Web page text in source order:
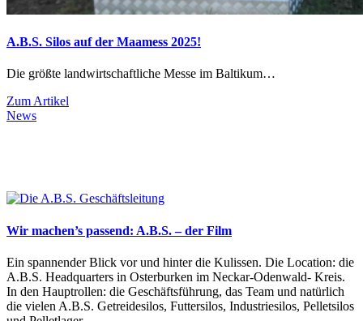
A.B.S. Silos auf der Maamess 2025!
Die größte landwirtschaftliche Messe im Baltikum…
Zum Artikel
News
Wir machen’s passend: A.B.S. – der Film
Ein spannender Blick vor und hinter die Kulissen. Die Location: die
A.B.S. Headquarters in Osterburken im Neckar-Odenwald- Kreis.
In den Hauptrollen: die Geschäftsführung, das Team und natürlich
die vielen A.B.S. Getreidesilos, Futtersilos, Industriesilos, Pelletsilos